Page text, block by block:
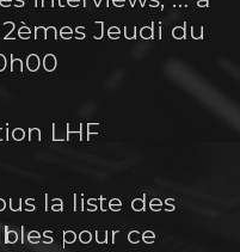
Jeudi du
LHF
la liste des
pour ce